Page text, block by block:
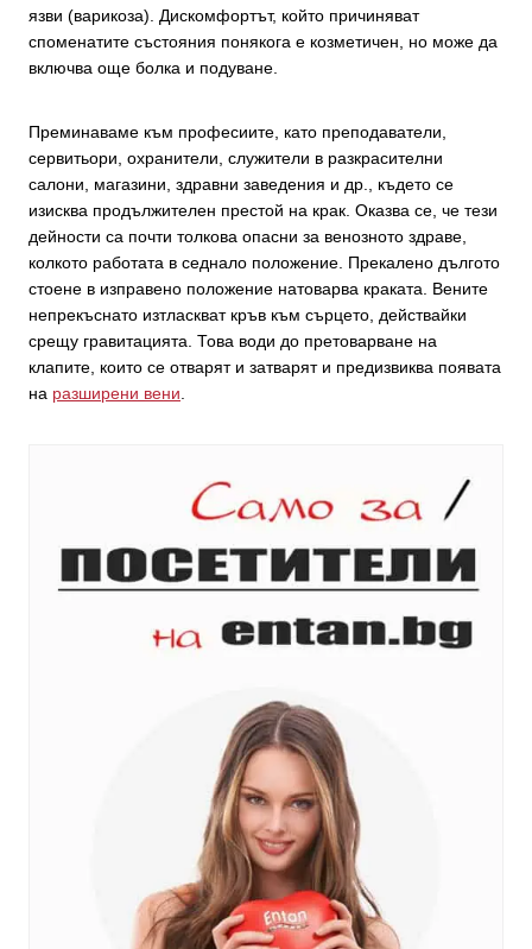
язви (варикоза). Дискомфортът, който причиняват
споменатите състояния понякога е козметичен, но може да
включва още болка и подуване.
Преминаваме към професиите, като преподаватели,
сервитьори, охранители, служители в разкрасителни
салони, магазини, здравни заведения и др., където се
изисква продължителен престой на крак. Оказва се, че тези
дейности са почти толкова опасни за венозното здраве,
колкото работата в седнало положение. Прекалено дългото
стоене в изправено положение натоварва краката. Вените
непрекъснато изтласкват кръв към сърцето, действайки
срещу гравитацията. Това води до претоварване на
клапите, които се отварят и затварят и предизвиква появата
на разширени вени